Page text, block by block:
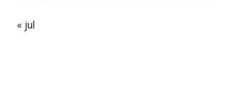
« jul